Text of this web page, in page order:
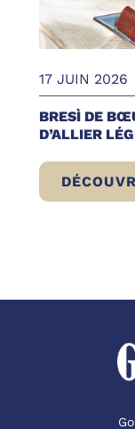
17 JUIN 2026
BRESÌ DE
D’ALLIER
BRESÌ